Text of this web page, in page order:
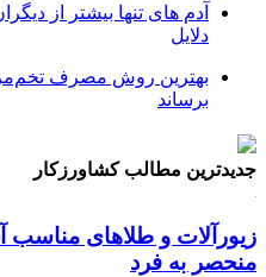
آدم های تنها بیشتر از
دلایل
بهترین روش مصرف تخم‌مرغ
برساند
جدیدترین مطالب کشاورزکار
زیورآلات و طلاهای مناسب
منحصر به فرد